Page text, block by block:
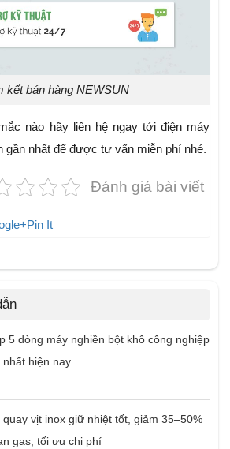
kết bán hàng NEWSUN
nào hãy liên hệ ngay tới điện máy
gần nhất để được tư vấn miễn phí nhé.
Đánh giá bài viết
Pin It
5 dòng máy nghiền bột khô công nghiệp
nhất hiện nay
quay vịt inox giữ nhiệt tốt, giảm 35–50%
gas, tối ưu chi phí